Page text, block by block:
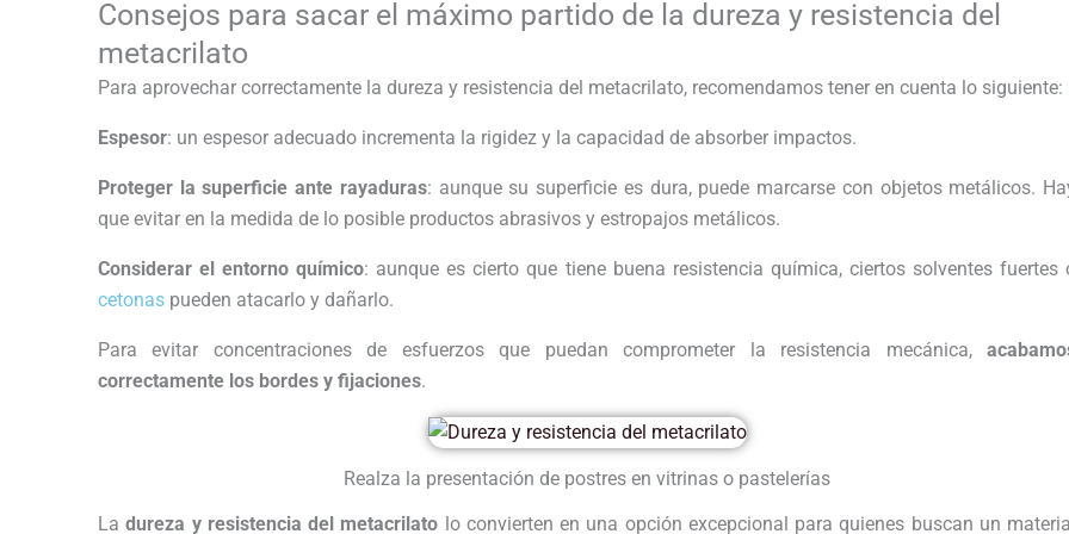
Consejos para sacar el máximo partido de la dureza y resistencia del
metacrilato
Para aprovechar correctamente la dureza y resistencia del metacrilato, recomendamos tener en cuenta lo siguiente:
Espesor: un espesor adecuado incrementa la rigidez y la capacidad de absorber impactos.
Proteger la superficie ante rayaduras: aunque su superficie es dura, puede marcarse con objetos metálicos.
que evitar en la medida de lo posible productos abrasivos y estropajos metálicos.
Considerar el entorno químico: aunque es cierto que tiene buena resistencia química, ciertos solventes fuertes
cetonas pueden atacarlo y dañarlo.
Para evitar concentraciones de esfuerzos que puedan comprometer la resistencia mecánica,
correctamente los bordes y fijaciones.
Realza la presentación de postres en vitrinas o pastelerías
Ladureza y resistencia del metacrilato lo convierten en una opción excepcional para quienes buscan un material